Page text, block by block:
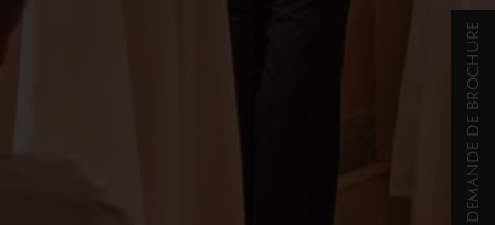
DEMANDE DE BROCHURE